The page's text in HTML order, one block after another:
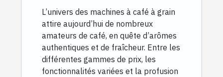
L’univers des machines à café à grain
attire aujourd’hui de nombreux
amateurs de café, en quête d’arômes
authentiques et de fraîcheur. Entre les
différentes gammes de prix, les
fonctionnalités variées et la profusion